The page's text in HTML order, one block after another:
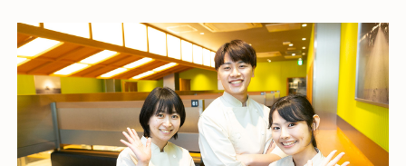
りから製造・加工まで一貫体制でつくり上げます。